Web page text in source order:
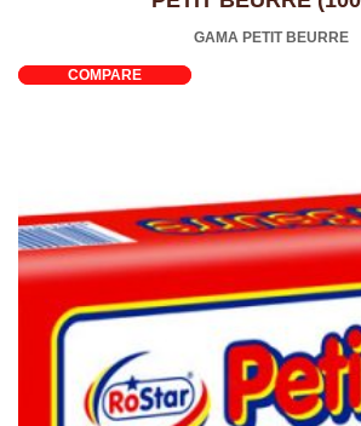
GAMA PETIT BEURRE
COMPARE